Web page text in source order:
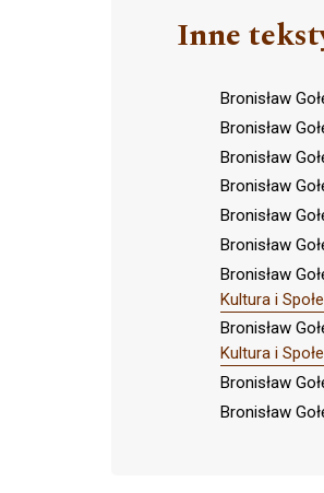
Inne
Bronisław
Bronisław
Bronisław
Bronisław
Bronisław
Bronisław
Bronisław
Kultura i
Bronisław
Kultura i
Bronisław
Bronisław